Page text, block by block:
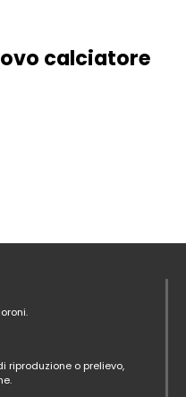
calciatore
riproduzione o prelievo,